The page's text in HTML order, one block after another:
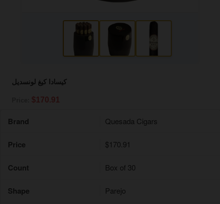
كيسادا كيغ لونسديل
$170.91
Brand Quesada Cigars
Price $170.91
Count Box of 30
Shape Parejo